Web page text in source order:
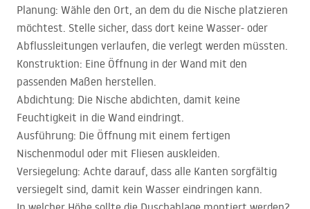
Planung: Wähle den Ort, an dem du die Nische platzieren
möchtest. Stelle sicher, dass dort keine Wasser- oder
Abflussleitungen verlaufen, die verlegt werden müssten.
Konstruktion: Eine Öffnung in der Wand mit den
passenden Maßen herstellen.
Abdichtung: Die Nische abdichten, damit keine
Feuchtigkeit in die Wand eindringt.
Ausführung: Die Öffnung mit einem fertigen
Nischenmodul oder mit Fliesen auskleiden.
Versiegelung: Achte darauf, dass alle Kanten sorgfältig
versiegelt sind, damit kein Wasser eindringen kann.